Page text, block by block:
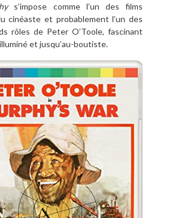
s’impose comme l’un des films
cinéaste et probablement l’un des
rôles de Peter O’Toole, fascinant
et jusqu’au-boutiste.